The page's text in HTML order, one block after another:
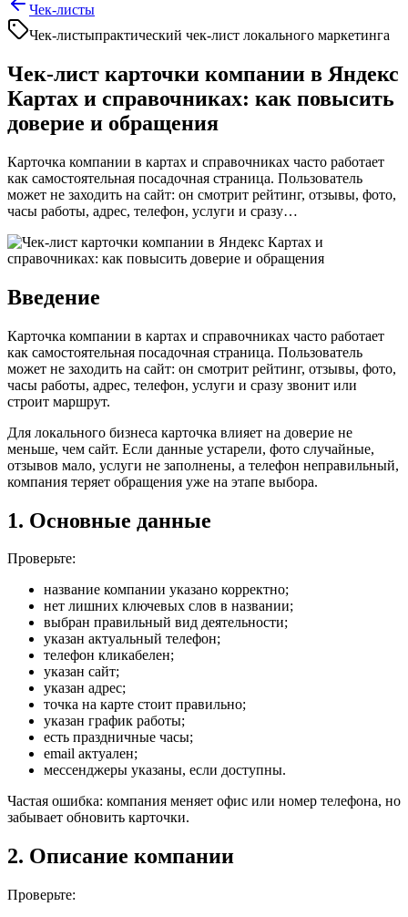
Чек-листы
Чек-листыпрактический чек-лист локального маркетинга
Чек-лист карточки компании в Яндекс
Картах и справочниках: как повысить
доверие и обращения
Карточка компании в картах и справочниках часто работает
как самостоятельная посадочная страница. Пользователь
может не заходить на сайт: он смотрит рейтинг, отзывы, фото,
часы работы, адрес, телефон, услуги и сразу…
Введение
Карточка компании в картах и справочниках часто работает
как самостоятельная посадочная страница. Пользователь
может не заходить на сайт: он смотрит рейтинг, отзывы, фото,
часы работы, адрес, телефон, услуги и сразу звонит или
строит маршрут.
Для локального бизнеса карточка влияет на доверие не
меньше, чем сайт. Если данные устарели, фото случайные,
отзывов мало, услуги не заполнены, а телефон неправильный,
компания теряет обращения уже на этапе выбора.
1. Основные данные
Проверьте:
название компании указано корректно;
нет лишних ключевых слов в названии;
выбран правильный вид деятельности;
указан актуальный телефон;
телефон кликабелен;
указан сайт;
указан адрес;
точка на карте стоит правильно;
указан график работы;
есть праздничные часы;
email актуален;
мессенджеры указаны, если доступны.
Частая ошибка: компания меняет офис или номер телефона, но
забывает обновить карточки.
2. Описание компании
Проверьте: